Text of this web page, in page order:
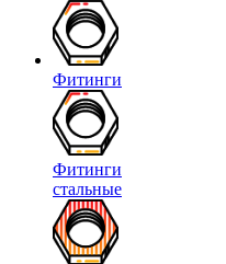
Фитинги
Фитинги
стальные